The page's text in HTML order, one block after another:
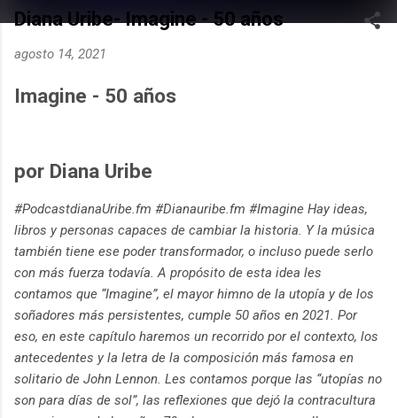
Diana Uribe- Imagine - 50 años
agosto 14, 2021
Imagine - 50 años
por Diana Uribe
#PodcastdianaUribe.fm #Dianauribe.fm #Imagine Hay ideas,
libros y personas capaces de cambiar la historia. Y la música
también tiene ese poder transformador, o incluso puede serlo
con más fuerza todavía. A propósito de esta idea les
contamos que “Imagine”, el mayor himno de la utopía y de los
soñadores más persistentes, cumple 50 años en 2021. Por
eso, en este capítulo haremos un recorrido por el contexto, los
antecedentes y la letra de la composición más famosa en
solitario de John Lennon. Les contamos porque las “utopías no
son para días de sol”, las reflexiones que dejó la contracultura